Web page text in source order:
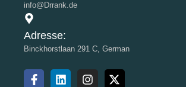
info@Drrank.de
Adresse:
Binckhorstlaan 291 C, German